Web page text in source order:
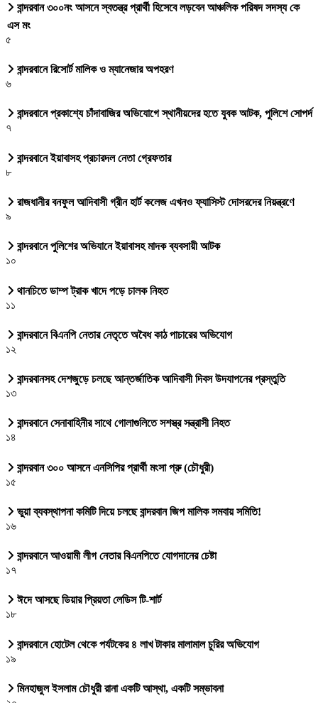
বান্দরবান ৩০০নং আসনে স্বতন্ত্র প্রার্থী হিসেবে লড়বেন আঞ্চলিক পরিষদ সদস্য কে
এস মং
৫
বান্দরবানে রিসোর্ট মালিক ও ম্যানেজার অপহরণ
৬
বান্দরবানে প্রকাশ্যে চাঁদাবাজির অভিযোগে স্থানীয়দের হতে যুবক আটক, পুলিশে সোপর্দ
৭
বান্দরবানে ইয়াবাসহ প্রচারদল নেতা গ্রেফতার
৮
রাজধানীর বনফুল আদিবাসী গ্রীন হার্ট কলেজ এখনও ফ্যাসিস্ট দোসরদের নিয়ন্ত্রণে
৯
বান্দরবানে পুলিশের অভিযানে ইয়াবাসহ মাদক ব্যবসায়ী আটক
১০
থানচিতে ডাম্প ট্রাক খাদে পড়ে চালক নিহত
১১
বান্দরবানে বিএনপি নেতার নেতৃতে অবৈধ কাঠ পাচারের অভিযোগ
১২
বান্দরবানসহ দেশজুড়ে চলছে আন্তর্জাতিক আদিবাসী দিবস উদযাপনের প্রস্তুতি
১৩
বান্দরবানে সেনাবাহিনীর সাথে গোলাগুলিতে সশস্ত্র সন্ত্রাসী নিহত
১৪
বান্দরবান ৩০০ আসনে এনসিপির প্রার্থী মংসা প্রু (চৌধুরী)
১৫
ভুয়া ব্যবস্থাপনা কমিটি দিয়ে চলছে বান্দরবান জিপ মালিক সমবায় সমিতি!
১৬
বান্দরবানে আওয়ামী লীগ নেতার বিএনপিতে যোগদানের চেষ্টা
১৭
ঈদে আসছে ডিয়ার প্রিয়তা লেডিস টি-শার্ট
১৮
বান্দরবানে হোটেল থেকে পর্যটকের ৪ লাখ টাকার মালামাল চুরির অভিযোগ
১৯
মিনহাজুল ইসলাম চৌধুরী রানা একটি আস্থা, একটি সম্ভাবনা